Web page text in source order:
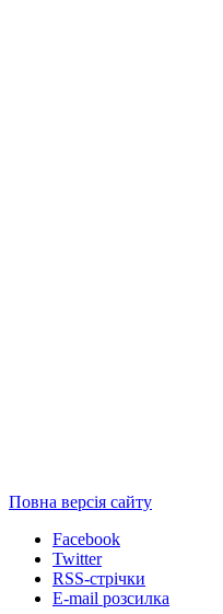
Повна версія сайту
Facebook
Twitter
RSS-стрічки
E-mail розсилка